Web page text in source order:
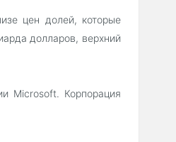
цен долей, которые
долларов, верхний
Microsoft. Корпорация